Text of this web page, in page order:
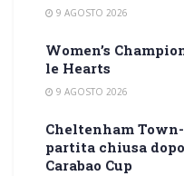
9 AGOSTO 2026
Women’s
le Hearts
9 AGOSTO 2026
Cheltenham
partita chiusa
Carabao Cup